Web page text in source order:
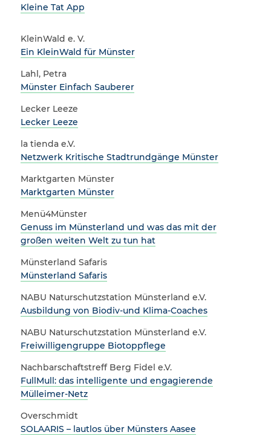
Kleine Tat App
KleinWald e. V.
Ein KleinWald für Münster
Lahl, Petra
Münster Einfach Sauberer
Lecker Leeze
Lecker Leeze
la tienda e.V.
Netzwerk Kritische Stadtrundgänge Münster
Marktgarten Münster
Marktgarten Münster
Menü4Münster
Genuss im Münsterland und was das mit der
großen weiten Welt zu tun hat
Münsterland Safaris
Münsterland Safaris
NABU Naturschutzstation Münsterland e.V.
Ausbildung von Biodiv-und Klima-Coaches
NABU Naturschutzstation Münsterland e.V.
Freiwilligengruppe Biotoppflege
Nachbarschaftstreff Berg Fidel e.V.
FullMull: das intelligente und engagierende
Mülleimer-Netz
Overschmidt
SOLAARIS – lautlos über Münsters Aasee